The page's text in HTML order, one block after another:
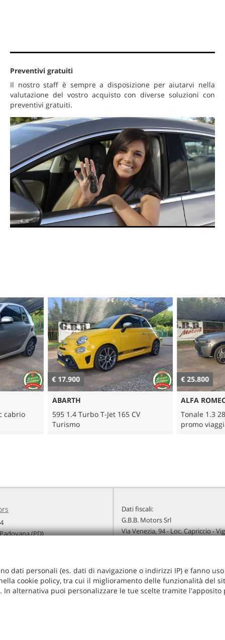
Preventivi gratuiti
Il nostro staff è sempre a disposizione per aiutarvi nella
valutazione del vostro acquisto con diverse soluzioni con
preventivi gratuiti.
cabrio
€ 17.900
ABARTH
595 1.4 Turbo T-Jet 165 CV
Turismo
€ 25.800
ALFA
Tonale 1.3
promo
(PD)
info@gbbmotors.it
Dati fiscali:
G.B.B. Motors Srl
Via Venezia, 94 - Loc. Capriccio -
dati personali (es. dati di navigazione o indirizzi IP) e fanno
cookie policy, tra cui il miglioramento delle funzionalità del
alternativa puoi personalizzare le tue scelte tramite l'apposito